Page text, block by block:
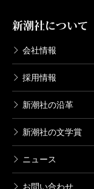
新潮社について
会社情報
採用情報
新潮社の沿革
新潮社の文学賞
ニュース
お問い合わせ